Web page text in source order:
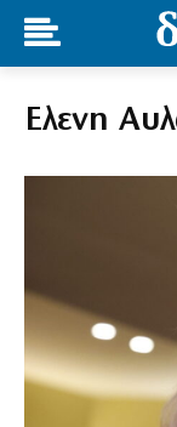
Ελενη